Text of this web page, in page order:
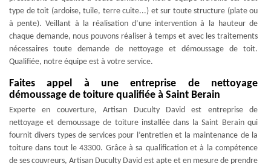
type de toit (ardoise, tuile, terre cuite...) et sur toute structure (plate ou
à pente). Veillant à la réalisation d’une intervention à la hauteur de
chaque demande, nous pouvons réaliser à temps et avec les traitements
nécessaires toute demande de nettoyage et démoussage de toit.
Qualifiée, notre équipe est à votre service.
Faites appel à une entreprise de nettoyage
démoussage de toiture qualifiée à Saint Berain
Experte en couverture, Artisan Duculty David est entreprise de
nettoyage et demoussage de toiture installée dans la Saint Berain qui
fournit divers types de services pour l’entretien et la maintenance de la
toiture dans tout le 43300. Grâce à sa qualification et à la compétence
de ses couvreurs, Artisan Duculty David est apte et en mesure de prendre